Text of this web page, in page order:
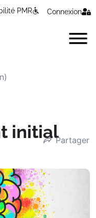
PMR Connexion
initialPartager